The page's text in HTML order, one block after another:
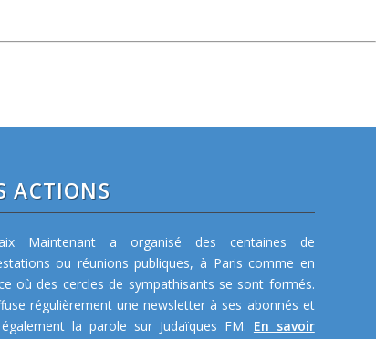
ACTIONS
Maintenant a organisé des centaines de
ou réunions publiques, à Paris comme en
où des cercles de sympathisants se sont formés.
régulièrement une newsletter à ses abonnés et
la parole sur Judaïques FM. En savoir